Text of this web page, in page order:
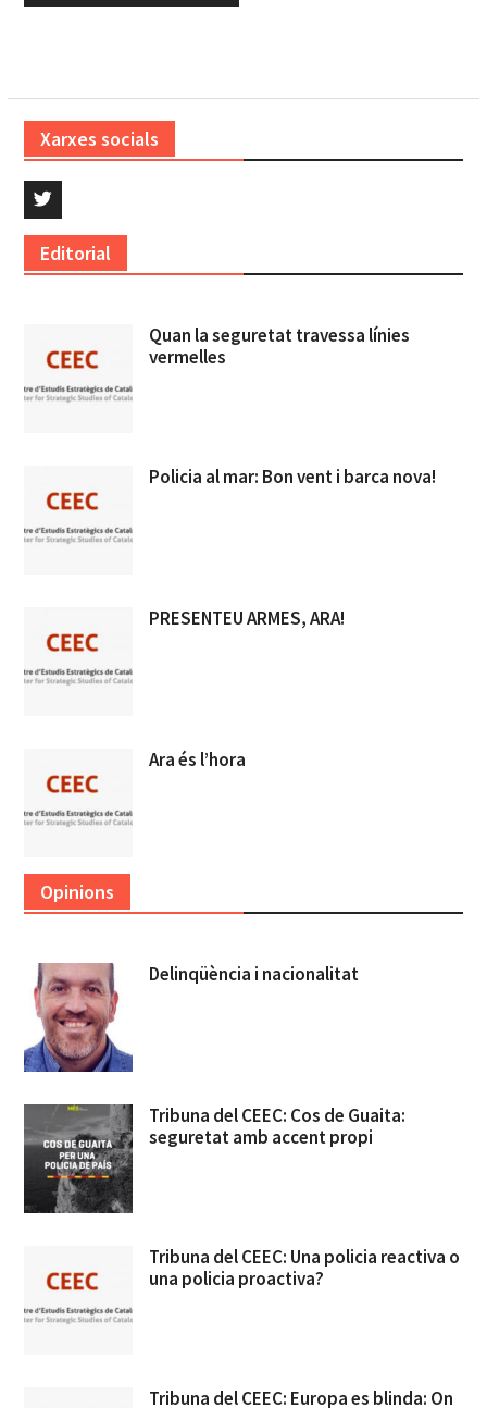
Xarxes socials
Editorial
Quan la seguretat travessa línies
vermelles
Policia al mar: Bon vent i barca nova!
PRESENTEU ARMES, ARA!
Ara és l’hora
Opinions
Delinqüència i nacionalitat
Tribuna del CEEC: Cos de Guaita:
seguretat amb accent propi
Tribuna del CEEC: Una policia reactiva o
una policia proactiva?
Tribuna del CEEC: Europa es blinda: On